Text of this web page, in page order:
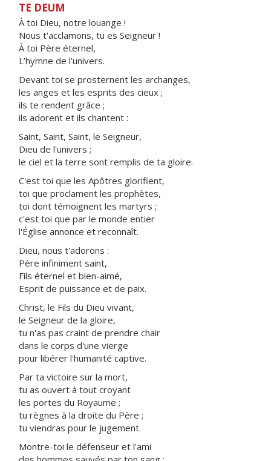
TE DEUM
À toi Dieu, notre louange !
Nous t'acclamons, tu es Seigneur !
À toi Père éternel,
L’hymne de l’univers.
Devant toi se prosternent les archanges,
les anges et les esprits des cieux ;
ils te rendent grâce ;
ils adorent et ils chantent :
Saint, Saint, Saint, le Seigneur,
Dieu de l'univers ;
le ciel et la terre sont remplis de ta gloire.
C'est toi que les Apôtres glorifient,
toi que proclament les prophètes,
toi dont témoignent les martyrs ;
c'est toi que par le monde entier
l'Église annonce et reconnaît.
Dieu, nous t'adorons :
Père infiniment saint,
Fils éternel et bien-aimé,
Esprit de puissance et de paix.
Christ, le Fils du Dieu vivant,
le Seigneur de la gloire,
tu n'as pas craint de prendre chair
dans le corps d'une vierge
pour libérer l'humanité captive.
Par ta victoire sur la mort,
tu as ouvert à tout croyant
les portes du Royaume ;
tu règnes à la droite du Père ;
tu viendras pour le jugement.
Montre-toi le défenseur et l'ami